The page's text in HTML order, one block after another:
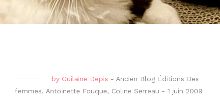
by Guilaine Depis - Ancien Blog Éditions Des
femmes, Antoinette Fouque, Coline Serreau - 1 juin 2009